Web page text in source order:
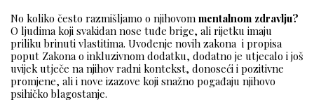
No koliko često razmišljamo o njihovom mentalnom zdravlju?
O ljudima koji svakidan nose tuđe brige, ali rijetku imaju
priliku brinuti vlastitima. Uvođenje novih zakona i propisa
poput Zakona o inkluzivnom dodatku, dodatno je utjecalo i još
uvijek utječe na njihov radni kontekst, donoseći i pozitivne
promjene, ali i nove izazove koji snažno pogađaju njihovo
psihičko blagostanje.